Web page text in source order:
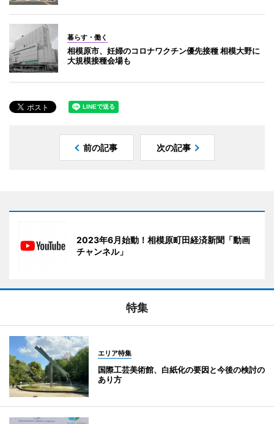
暮らす・働く
相模原市、妊婦のコロナワクチン優先接種 相模大野に
大規模接種会場も
前の記事 次の記事
2023年6月始動！相模原町田経済新聞「動画
チャンネル」
特集
エリア特集
国際工芸美術館、白紙化の要因と今後の検討の
あり方